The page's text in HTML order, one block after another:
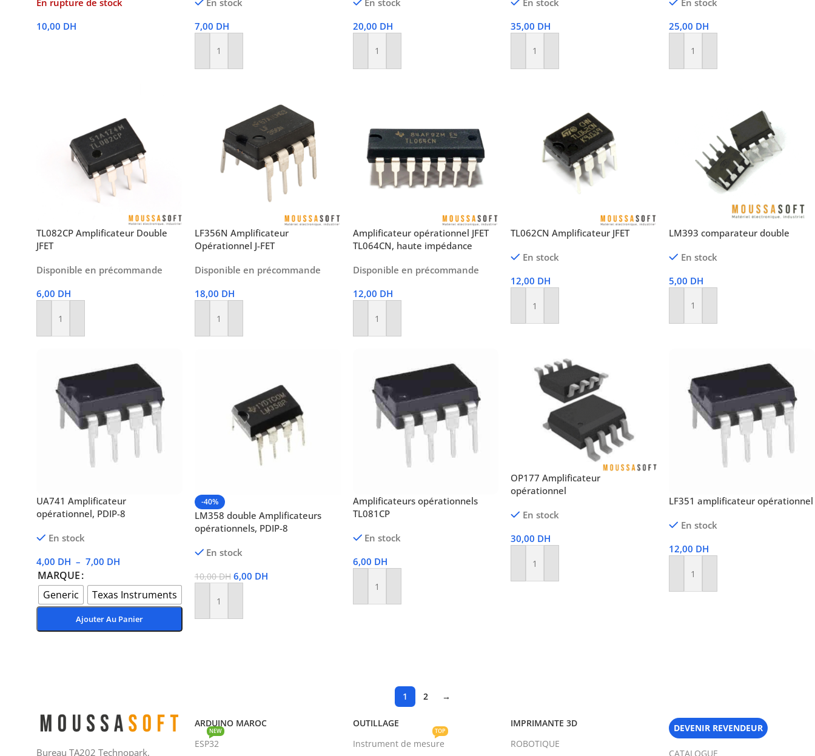
10,00 DH
7,00 DH
Ajouter Au Panier
20,00 DH
Ajouter Au Panier
35,00 DH
Ajouter Au Panier
25,00 DH
Ajouter Au Panier
TL082CP Amplificateur Double
JFET
Disponible en précommande
6,00 DH
Ajouter Au Panier
LF356N Amplificateur
Opérationnel J-FET
Disponible en précommande
18,00 DH
Ajouter Au Panier
Amplificateur opérationnel JFET
TL064CN, haute impédance
Disponible en précommande
12,00 DH
Ajouter Au Panier
TL062CN Amplificateur JFET
En stock
12,00 DH
Ajouter Au Panier
LM393 comparateur double
En stock
5,00 DH
Ajouter Au Panier
UA741 Amplificateur
opérationnel, PDIP-8
En stock
4,00 DH – 7,00 DH
MARQUE
Generic
Texas Instruments
Ajouter Au Panier
-40%
LM358 double Amplificateurs
opérationnels, PDIP-8
En stock
10,00DH 6,00 DH
Ajouter Au Panier
Amplificateurs opérationnels
TL081CP
En stock
6,00 DH
Ajouter Au Panier
OP177 Amplificateur
opérationnel
En stock
30,00 DH
Ajouter Au Panier
LF351 amplificateur opérationnel
En stock
12,00 DH
Ajouter Au Panier
1 2 →
Bureau TA202 Technopark,
ARDUINO MAROC
ESP32
NEW
OUTILLAGE
Instrument de mesure
TOP
IMPRIMANTE 3D
ROBOTIQUE
DEVENIR REVENDEUR
CATALOGUE